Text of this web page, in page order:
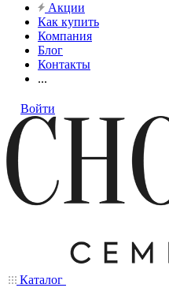
Акции
Как купить
Компания
Блог
Контакты
...
Войти
Каталог